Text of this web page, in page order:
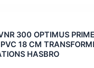
300 OPTIMUS PRIME
18 CM
HASBRO